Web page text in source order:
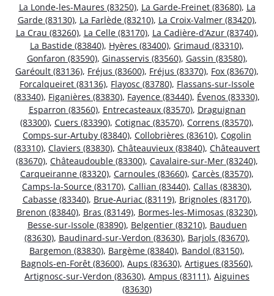
La Londe-les-Maures (83250), La Garde-Freinet (83680), La
Garde (83130), La Farlède (83210), La Croix-Valmer (83420),
La Crau (83260), La Celle (83170), La Cadière-d’Azur (83740),
La Bastide (83840), Hyères (83400), Grimaud (83310),
Gonfaron (83590), Ginasservis (83560), Gassin (83580),
Garéoult (83136), Fréjus (83600), Fréjus (83370), Fox (83670),
Forcalqueiret (83136), Flayosc (83780), Flassans-sur-Issole
(83340), Figanières (83830), Fayence (83440), Évenos (83330),
Esparron (83560), Entrecasteaux (83570), Draguignan
(83300), Cuers (83390), Cotignac (83570), Correns (83570),
Comps-sur-Artuby (83840), Collobrières (83610), Cogolin
(83310), Claviers (83830), Châteauvieux (83840), Châteauvert
(83670), Châteaudouble (83300), Cavalaire-sur-Mer (83240),
Carqueiranne (83320), Carnoules (83660), Carcès (83570),
Camps-la-Source (83170), Callian (83440), Callas (83830),
Cabasse (83340), Brue-Auriac (83119), Brignoles (83170),
Brenon (83840), Bras (83149), Bormes-les-Mimosas (83230),
Besse-sur-Issole (83890), Belgentier (83210), Bauduen
(83630), Baudinard-sur-Verdon (83630), Barjols (83670),
Bargemon (83830), Bargème (83840), Bandol (83150),
Bagnols-en-Forêt (83600), Aups (83630), Artigues (83560),
Artignosc-sur-Verdon (83630), Ampus (83111), Aiguines
(83630)